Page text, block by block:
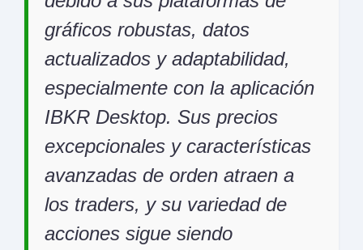
gráficos robustas, datos
actualizados y adaptabilidad,
especialmente con la aplicación
IBKR Desktop. Sus precios
excepcionales y características
avanzadas de orden atraen a
los traders, y su variedad de
acciones sigue siendo